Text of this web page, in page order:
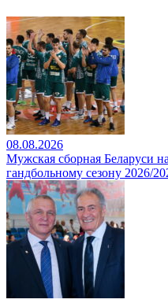
08.08.2026
Мужская сборная Беларуси
гандбольному сезону 2026/